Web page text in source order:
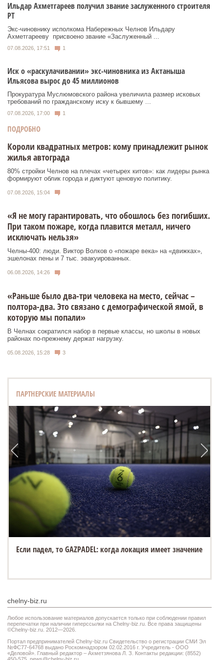
Ильдар Ахметгареев получил звание заслуженного строителя
РТ
Экс‑чиновнику исполкома Набережных Челнов Ильдару
Ахметгарееву присвоено звание «Заслуженный ...
07.08.2026, 17:51 1
Иск о «раскулачивании» экс-чиновника из Актаныша
Ильясова вырос до 45 миллионов
Прокуратура Муслюмовского района увеличила размер исковых
требований по гражданскому иску к бывшему ...
07.08.2026, 17:00 1
ПОДРОБНО
Короли квадратных метров: кому принадлежит рынок
жилья автограда
80% стройки Челнов на плечах «четырех китов»: как лидеры рынка
формируют облик города и диктуют ценовую политику.
07.08.2026, 15:04
«Я не могу гарантировать, что обошлось без погибших.
При таком пожаре, когда плавится металл, ничего
исключать нельзя»
Челны-400: люди. Виктор Волков о «пожаре века» на «движках»,
эшелонах пены и 7 тыс. эвакуированных.
06.08.2026, 14:26
«Раньше было два-три человека на место, сейчас –
полтора-два. Это связано с демографической ямой, в
которую мы попали»
В Челнах сократился набор в первые классы, но школы в новых
районах по-прежнему держат нагрузку.
05.08.2026, 15:28 3
ПАРТНЕРСКИЕ МАТЕРИАЛЫ
Если падел, то GAZPADEL: когда локация имеет значение
chelny-biz.ru
Любое использование материалов допускается только при соблюдении правил
перепечатки при наличии гиперссылки на Chelny-biz.ru. Все права защищены
©Chelny-biz.ru. 2012—2026.
Портал предпринимателей Chelny-biz.ru Свидетельство о регистрации СМИ Эл
№ФС77-64768 выдано Роскомнадзором 02.02.2016 г. Учредитель - ООО
«Деловой». Главный редактор – Ахметзянова Л. З. Контакты редакции: (8552)